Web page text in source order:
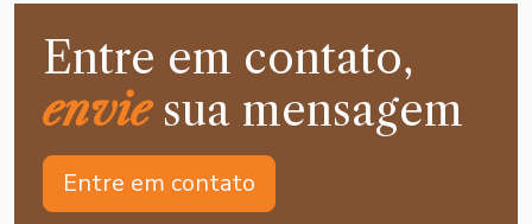
Entre em contato,
enviesua mensagem
Entre em contato